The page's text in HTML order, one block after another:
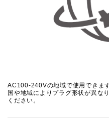
AC100-240Vの地域で使用できます
国や地域によりプラグ形状が異な
ください。